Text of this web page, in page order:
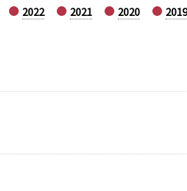
2022 2021 2020 2019